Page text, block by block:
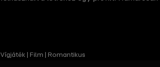
Vígjáték | Film | Romantikus